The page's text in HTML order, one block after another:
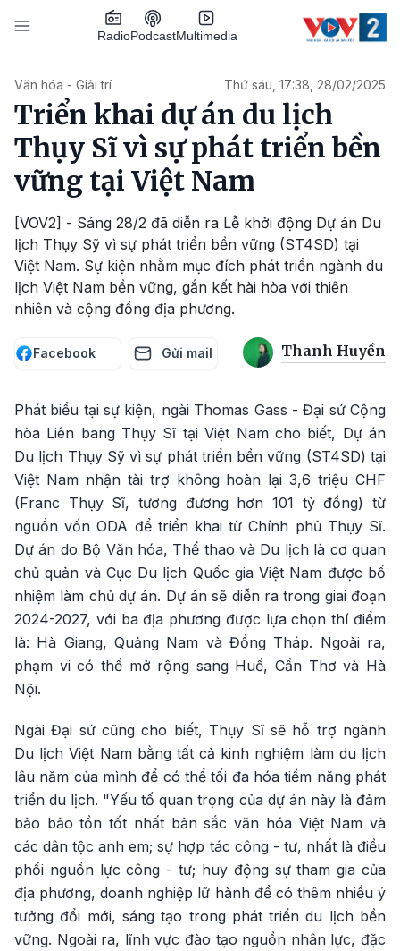
Nhảy đến nội dung
RadioPodcastMultimedia
Văn hóa - Giải trí Thứ sáu, 17:38, 28/02/2025
Triển khai dự án du lịch
Thụy Sĩ vì sự phát triển bền
vững tại Việt Nam
[VOV2] - Sáng 28/2 đã diễn ra Lễ khởi động Dự án Du
lịch Thụy Sỹ vì sự phát triển bền vững (ST4SD) tại
Việt Nam. Sự kiện nhằm mục đích phát triển ngành du
lịch Việt Nam bền vững, gắn kết hài hòa với thiên
nhiên và cộng đồng địa phương.
Facebook Gửi mail Thanh Huyền
Phát biểu tại sự kiện, ngài Thomas Gass - Đại sứ Cộng
hòa Liên bang Thụy Sĩ tại Việt Nam cho biết, Dự án
Du lịch Thụy Sỹ vì sự phát triển bền vững (ST4SD) tại
Việt Nam nhận tài trợ không hoàn lại 3,6 triệu CHF
(Franc Thụy Sĩ, tương đương hơn 101 tỷ đồng) từ
nguồn vốn ODA để triển khai từ Chính phủ Thụy Sĩ.
Dự án do Bộ Văn hóa, Thể thao và Du lịch là cơ quan
chủ quản và Cục Du lịch Quốc gia Việt Nam được bổ
nhiệm làm chủ dự án. Dự án sẽ diễn ra trong giai đoạn
2024-2027, với ba địa phương được lựa chọn thí điểm
là: Hà Giang, Quảng Nam và Đồng Tháp. Ngoài ra,
phạm vi có thể mở rộng sang Huế, Cần Thơ và Hà
Nội.
Ngài Đại sứ cũng cho biết, Thụy Sĩ sẽ hỗ trợ ngành
Du lịch Việt Nam bằng tất cả kinh nghiệm làm du lịch
lâu năm của mình để có thể tối đa hóa tiềm năng phát
triển du lịch. "Yếu tố quan trọng của dự án này là đảm
bảo bảo tồn tốt nhất bản sắc văn hóa Việt Nam và
các dân tộc anh em; sự hợp tác công - tư, nhất là điều
phối nguồn lực công - tư; huy động sự tham gia của
địa phương, doanh nghiệp lữ hành để có thêm nhiều ý
tưởng đổi mới, sáng tạo trong phát triển du lịch bền
vững. Ngoài ra, lĩnh vực đào tạo nguồn nhân lực, đặc